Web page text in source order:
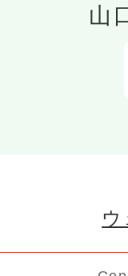
山